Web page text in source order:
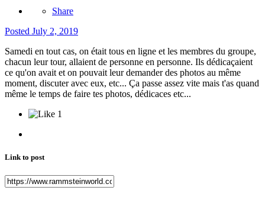
Share
Posted July 2, 2019
Samedi en tout cas, on était tous en ligne et les membres du groupe,
chacun leur tour, allaient de personne en personne. Ils dédicaçaient
ce qu'on avait et on pouvait leur demander des photos au même
moment, discuter avec eux, etc... Ça passe assez vite mais t'as quand
même le temps de faire tes photos, dédicaces etc...
1
Link to post